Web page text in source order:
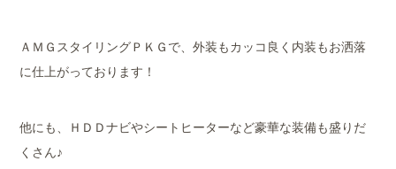
ＡＭＧスタイリングＰＫＧで、外装もカッコ良く内装もお洒落
に仕上がっております！
他にも、ＨＤＤナビやシートヒーターなど豪華な装備も盛りだ
くさん♪